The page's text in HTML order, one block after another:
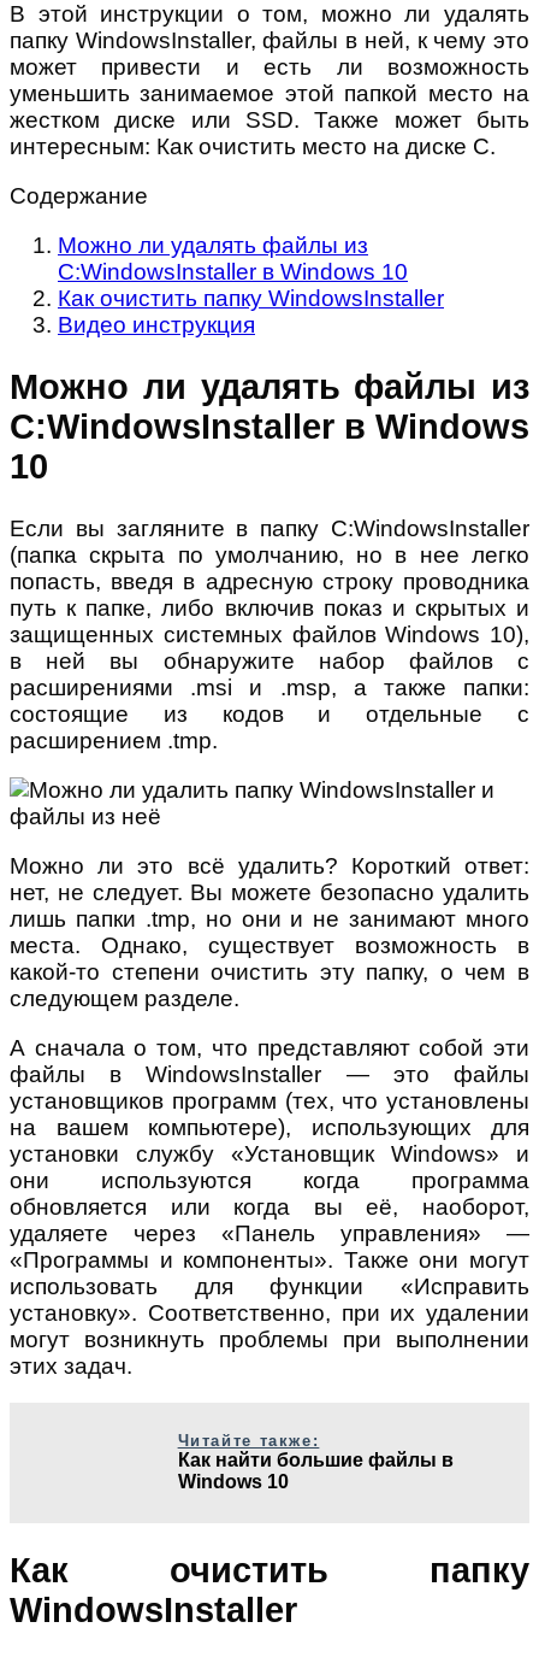
В этой инструкции о том, можно ли удалять
папку WindowsInstaller, файлы в ней, к чему это
может привести и есть ли возможность
уменьшить занимаемое этой папкой место на
жестком диске или SSD. Также может быть
интересным: Как очистить место на диске C.
Содержание
Можно ли удалять файлы из
C:WindowsInstaller в Windows 10
Как очистить папку WindowsInstaller
Видео инструкция
Можно ли удалять файлы из
C:WindowsInstaller в Windows
10
Если вы загляните в папку C:WindowsInstaller
(папка скрыта по умолчанию, но в нее легко
попасть, введя в адресную строку проводника
путь к папке, либо включив показ и скрытых и
защищенных системных файлов Windows 10),
в ней вы обнаружите набор файлов с
расширениями .msi и .msp, а также папки:
состоящие из кодов и отдельные с
расширением .tmp.
Можно ли это всё удалить? Короткий ответ:
нет, не следует. Вы можете безопасно удалить
лишь папки .tmp, но они и не занимают много
места. Однако, существует возможность в
какой-то степени очистить эту папку, о чем в
следующем разделе.
А сначала о том, что представляют собой эти
файлы в WindowsInstaller — это файлы
установщиков программ (тех, что установлены
на вашем компьютере), использующих для
установки службу «Установщик Windows» и
они используются когда программа
обновляется или когда вы её, наоборот,
удаляете через «Панель управления» —
«Программы и компоненты». Также они могут
использовать для функции «Исправить
установку». Соответственно, при их удалении
могут возникнуть проблемы при выполнении
этих задач.
Читайте также:
Как найти большие файлы в
Windows 10
Как очистить папку
WindowsInstaller